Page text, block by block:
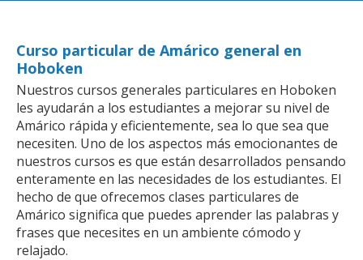
Curso particular de Amárico general en
Hoboken
Nuestros cursos generales particulares en Hoboken
les ayudarán a los estudiantes a mejorar su nivel de
Amárico rápida y eficientemente, sea lo que sea que
necesiten. Uno de los aspectos más emocionantes de
nuestros cursos es que están desarrollados pensando
enteramente en las necesidades de los estudiantes. El
hecho de que ofrecemos clases particulares de
Amárico significa que puedes aprender las palabras y
frases que necesites en un ambiente cómodo y
relajado.